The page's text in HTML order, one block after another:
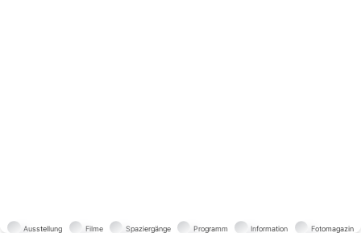
Ausstellung Filme Spaziergänge Programm Information Fotomagazin